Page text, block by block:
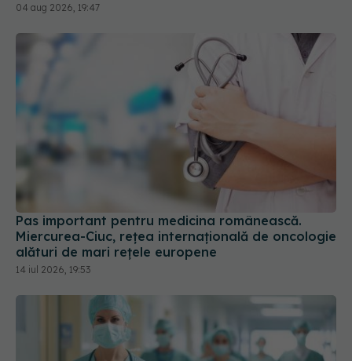
04 aug 2026, 19:47
Pas important pentru medicina românească.
Miercurea-Ciuc, rețea internațională de oncologie
alături de mari rețele europene
14 iul 2026, 19:53